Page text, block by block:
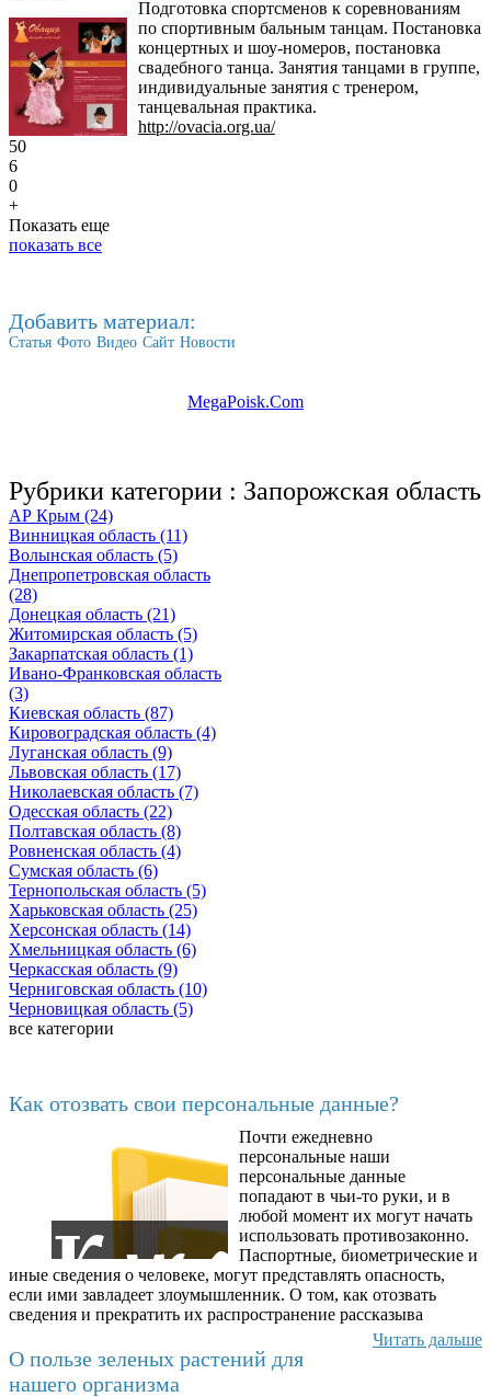
Подготовка спортсменов к соревнованиям
по спортивным бальным танцам. Постановка
концертных и шоу-номеров, постановка
свадебного танца. Занятия танцами в группе,
индивидуальные занятия с тренером,
танцевальная практика.
http://ovacia.org.ua/
50
6
0
+
Показать еще
показать все
Добавить материал:
Статья Фото Видео Сайт Новости
MegaPoisk.Com
Рубрики категории : Запорожская область
АР Крым (24)
Винницкая область (11)
Волынская область (5)
Днепропетровская область
(28)
Донецкая область (21)
Житомирская область (5)
Закарпатская область (1)
Ивано-Франковская область
(3)
Киевская область (87)
Кировоградская область (4)
Луганская область (9)
Львовская область (17)
Николаевская область (7)
Одесская область (22)
Полтавская область (8)
Ровненская область (4)
Сумская область (6)
Тернопольская область (5)
Харьковская область (25)
Херсонская область (14)
Хмельницкая область (6)
Черкасская область (9)
Черниговская область (10)
Черновицкая область (5)
все категории
Как отозвать свои персональные данные?
Почти ежедневно
персональные наши
персональные данные
попадают в чьи-то руки, и в
любой момент их могут начать
использовать противозаконно.
Паспортные, биометрические и
иные сведения о человеке, могут представлять опасность,
если ими завладеет злоумышленник. О том, как отозвать
сведения и прекратить их распространение рассказыва
Читать дальше
О пользе зеленых растений для
нашего организма